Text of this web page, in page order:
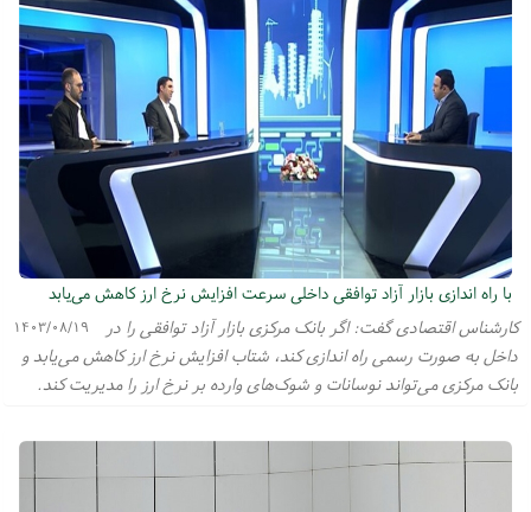
با راه اندازی بازار آزاد توافقی داخلی سرعت افزایش نرخ ارز کاهش می‌یابد
۱۴۰۳/۰۸/۱۹
کارشناس اقتصادی گفت: اگر بانک مرکزی بازار آزاد توافقی را در
داخل به صورت رسمی راه اندازی کند، شتاب افزایش نرخ ارز کاهش می‌یابد و
بانک مرکزی می‌تواند نوسانات و شوک‌های وارده بر نرخ ارز را مدیریت کند.